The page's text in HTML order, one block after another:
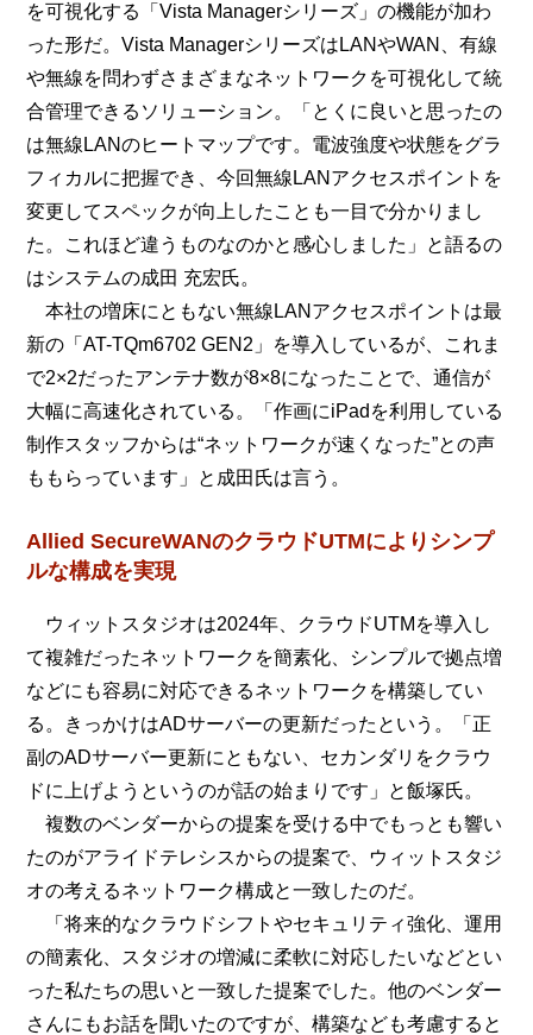
を可視化する「Vista Managerシリーズ」の機能が加わ
った形だ。Vista ManagerシリーズはLANやWAN、有線
や無線を問わずさまざまなネットワークを可視化して統
合管理できるソリューション。「とくに良いと思ったの
は無線LANのヒートマップです。電波強度や状態をグラ
フィカルに把握でき、今回無線LANアクセスポイントを
変更してスペックが向上したことも一目で分かりまし
た。これほど違うものなのかと感心しました」と語るの
はシステムの成田 充宏氏。
本社の増床にともない無線LANアクセスポイントは最
新の「AT-TQm6702 GEN2」を導入しているが、これま
で2×2だったアンテナ数が8×8になったことで、通信が
大幅に高速化されている。「作画にiPadを利用している
制作スタッフからは“ネットワークが速くなった”との声
ももらっています」と成田氏は言う。
Allied SecureWANのクラウドUTMによりシンプ
ルな構成を実現
ウィットスタジオは2024年、クラウドUTMを導入し
て複雑だったネットワークを簡素化、シンプルで拠点増
などにも容易に対応できるネットワークを構築してい
る。きっかけはADサーバーの更新だったという。「正
副のADサーバー更新にともない、セカンダリをクラウ
ドに上げようというのが話の始まりです」と飯塚氏。
複数のベンダーからの提案を受ける中でもっとも響い
たのがアライドテレシスからの提案で、ウィットスタジ
オの考えるネットワーク構成と一致したのだ。
「将来的なクラウドシフトやセキュリティ強化、運用
の簡素化、スタジオの増減に柔軟に対応したいなどとい
った私たちの思いと一致した提案でした。他のベンダー
さんにもお話を聞いたのですが、構築なども考慮すると